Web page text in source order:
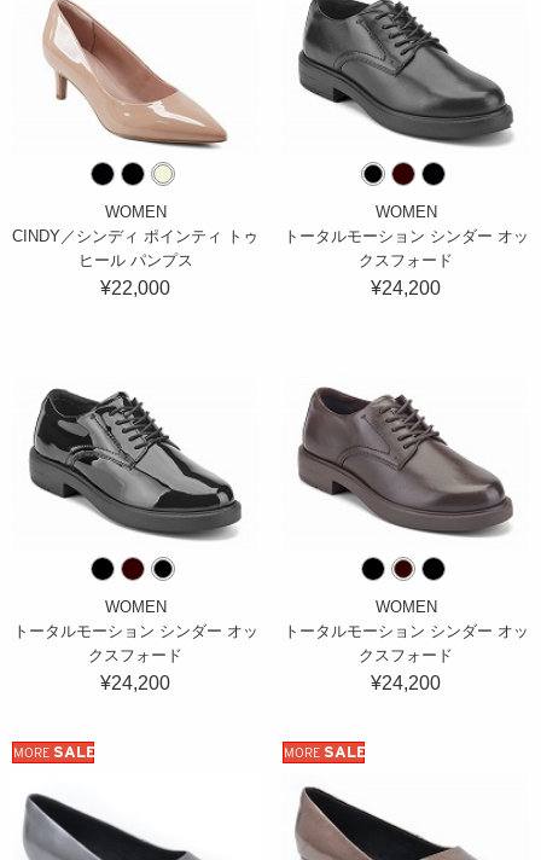
WOMEN
CINDY／シンディ ポインティ トゥ
ヒール パンプス
¥22,000
WOMEN
トータルモーション シンダー オッ
クスフォード
¥24,200
WOMEN
トータルモーション シンダー オッ
クスフォード
¥24,200
WOMEN
トータルモーション シンダー オッ
クスフォード
¥24,200
MORE SALE MORE SALE